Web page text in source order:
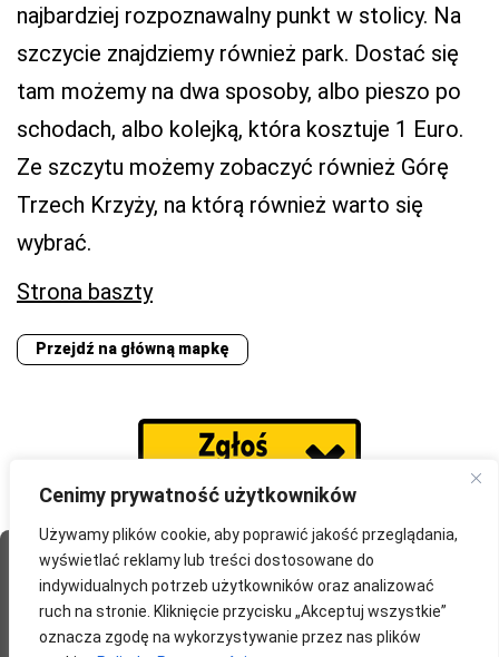
Cenimy prywatność użytkowników
Używamy plików cookie, aby poprawić jakość przeglądania,
wyświetlać reklamy lub treści dostosowane do
indywidualnych potrzeb użytkowników oraz analizować
ruch na stronie. Kliknięcie przycisku „Akceptuj wszystkie”
oznacza zgodę na wykorzystywanie przez nas plików
najbardziej rozpoznawalny punkt w stolicy. Na
szczycie znajdziemy również park. Dostać się
tam możemy na dwa sposoby, albo pieszo po
schodach, albo kolejką, która kosztuje 1 Euro.
Ze szczytu możemy zobaczyć również Górę
Trzech Krzyży, na którą również warto się
wybrać.
Strona baszty
Przejdź na główną mapkę
Strona Główna O portalu Współpraca
Partnerzy
Blog Polityka prywatności